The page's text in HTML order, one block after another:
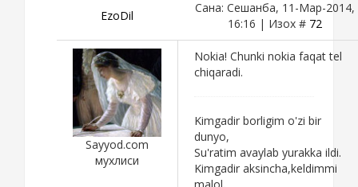
EzoDil
Сана: Сешанба, 11-Мар-2014,
16:16 | Изох # 72
Sayyod.com
мухлиси
Nokia! Chunki nokia faqat tel
chiqaradi.
Kimgadir borligim o'zi bir
dunyo,
Su'ratim avaylab yurakka ildi.
Kimgadir aksincha,keldimmi